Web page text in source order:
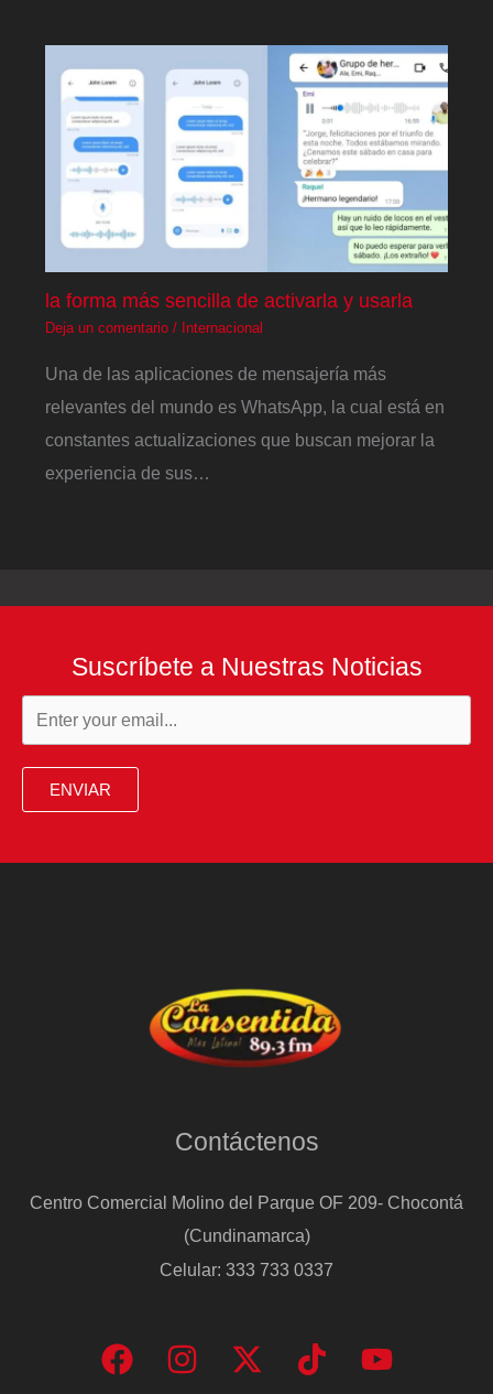
la forma más sencilla de activarla y usarla
Deja un comentario / Internacional
Una de las aplicaciones de mensajería más
relevantes del mundo es WhatsApp, la cual está en
constantes actualizaciones que buscan mejorar la
experiencia de sus…
Suscríbete a Nuestras Noticias
ENVIAR
Contáctenos
Centro Comercial Molino del Parque OF 209- Chocontá
(Cundinamarca)
Celular: 333 733 0337